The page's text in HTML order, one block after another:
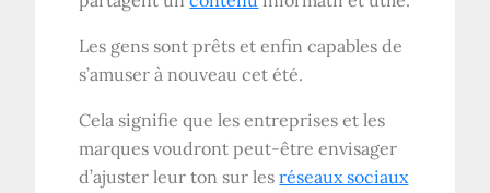
Les gens sont prêts et enfin capables de
s’amuser à nouveau cet été.
Cela signifie que les entreprises et les
marques voudront peut-être envisager
d’ajuster leur ton sur lesréseaux sociaux